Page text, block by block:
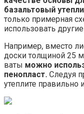
базальтовый
только примерная
использовать
Например, вместо
доски толщиной 25
ваты можно
пенопласт. Следуя
утеплите правильно